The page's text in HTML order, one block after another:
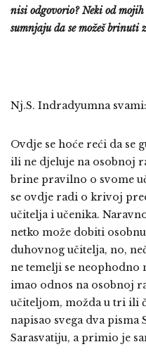
nisi odgovorio? Neki od mojih
sumnjaju da se možeš brinuti
Nj.S. Indradyumna svami:
Ovdje se hoće reći da se
ili ne djeluje na osobnoj
brine pravilno o svome
se ovdje radi o krivoj
učitelja i učenika.
netko može dobiti
duhovnog učitelja, no,
ne temelji se neophodno
imao odnos na osobnoj
učiteljom, možda u tri ili
napisao svega dva
Sarasvatiju, a primio je